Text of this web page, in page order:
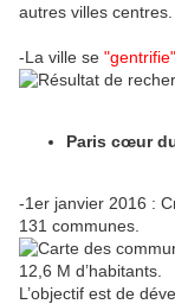
autres villes centres.
-La ville se "gentrifie"
Paris cœur
-1er janvier 2016 :
131 communes.
12,6 M d’habitants.
L’objectif est de